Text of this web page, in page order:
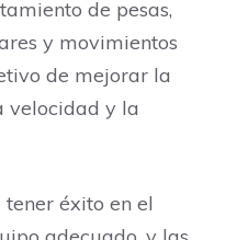
de pesas,
y movimientos
de mejorar la
velocidad y la
éxito en el